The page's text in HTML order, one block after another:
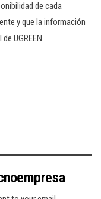
de cada
y que la información
UGREEN.